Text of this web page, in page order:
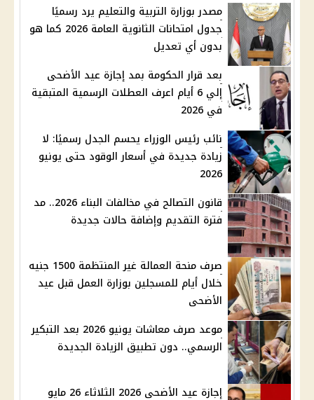
مصدر بوزارة التربية والتعليم يرد رسميًا
جدول امتحانات الثانوية العامة 2026 كما هو
بدون أي تعديل
بعد قرار الحكومة بمد إجازة عيد الأضحى
إلي 6 أيام اعرف العطلات الرسمية المتبقية
في 2026
نائب رئيس الوزراء يحسم الجدل رسميًا: لا
زيادة جديدة في أسعار الوقود حتى يونيو
2026
قانون التصالح في مخالفات البناء 2026.. مد
فترة التقديم وإضافة حالات جديدة
صرف منحة العمالة غير المنتظمة 1500 جنيه
خلال أيام للمسجلين بوزارة العمل قبل عيد
الأضحى
موعد صرف معاشات يونيو 2026 بعد التبكير
الرسمي.. دون تطبيق الزيادة الجديدة
إجازة عيد الأضحى 2026 الثلاثاء 26 مايو